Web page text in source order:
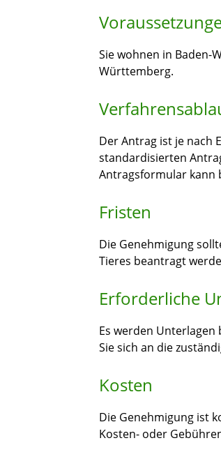
Sie wohnen in Baden-
Württemberg.
Der Antrag ist je nach
standardisierten
Antragsformular kann
Fristen
Die Genehmigung
Tieres beantragt
Erforderliche
Es werden
Sie sich an die
Kosten
Die Genehmigung ist
Kosten- oder